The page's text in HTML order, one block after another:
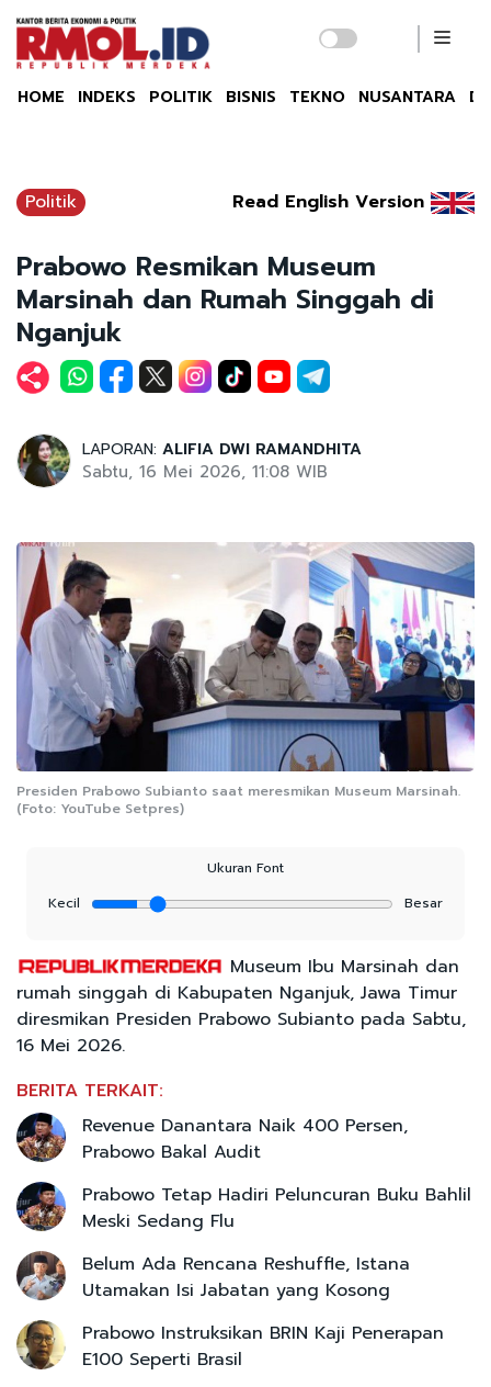
HOME INDEKS POLITIK BISNIS TEKNO NUSANTARA
Politik Read English Version
Prabowo Resmikan Museum
Marsinah dan Rumah Singgah di
Nganjuk
LAPORAN: ALIFIA DWI RAMANDHITA
Sabtu, 16 Mei 2026, 11:08 WIB
Presiden Prabowo Subianto saat meresmikan Museum Marsinah.
(Foto: YouTube Setpres)
Ukuran Font
Kecil
Besar
Museum Ibu Marsinah dan
rumah singgah di Kabupaten Nganjuk, Jawa Timur
diresmikan Presiden Prabowo Subianto pada Sabtu,
16 Mei 2026.
BERITA TERKAIT:
Revenue Danantara Naik 400 Persen,
Prabowo Bakal Audit
Prabowo Tetap Hadiri Peluncuran Buku Bahlil
Meski Sedang Flu
Belum Ada Rencana Reshuffle, Istana
Utamakan Isi Jabatan yang Kosong
Prabowo Instruksikan BRIN Kaji Penerapan
E100 Seperti Brasil